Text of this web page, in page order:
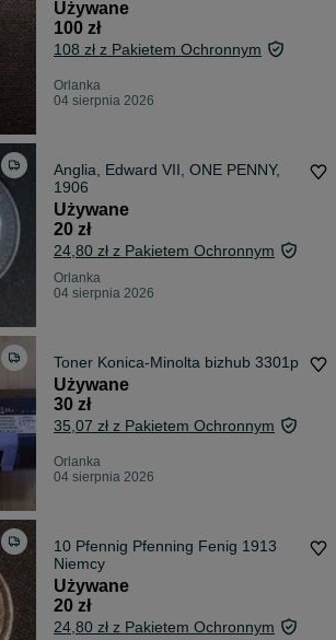
Używane
100 zł
108 zł z Pakietem Ochronnym
Orlanka
04 sierpnia 2026
Anglia, Edward VII, ONE PENNY,
1906
Używane
20 zł
24,80 zł z Pakietem Ochronnym
Orlanka
04 sierpnia 2026
Toner Konica-Minolta bizhub 3301p
Używane
30 zł
35,07 zł z Pakietem Ochronnym
Orlanka
04 sierpnia 2026
10 Pfennig Pfenning Fenig 1913
Niemcy
Używane
20 zł
24,80 zł z Pakietem Ochronnym